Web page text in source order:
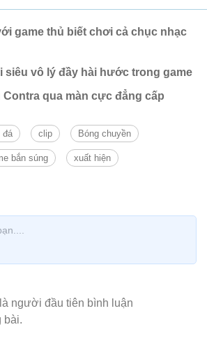
game thủ biết chơi cả chục nhạc
siêu vô lý đầy hài hước trong game
Contra qua màn cực đẳng cấp
đá clip Bóng chuyền
bắn súng xuất hiện